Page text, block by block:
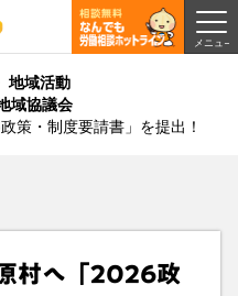
地域活動
域協議会
・制度要請書」を提出！
村へ「2026政